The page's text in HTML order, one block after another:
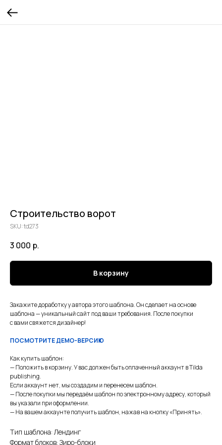
Строительство ворот
SKU:td273
3 000 р.
В корзину
Закажите доработку у автора этого шаблона. Он сделает на основе
шаблона — уникальный сайт под ваши требования. После покупки
с вами свяжется дизайнер!
ПОСМОТРИТЕ ДЕМО-ВЕРСИЮ
Как купить шаблон:
— Положить в корзину. У вас должен быть оплаченный аккаунт в Tilda
publishing.
Если аккаунт нет, мы создадим и перенесем шаблон.
— После покупки мы передаём шаблон по электронному адресу, который
вы указали при оформлении.
— На вашем аккаунте получить шаблон, нажав на кнопку «Принять».
Тип шаблона: Лендинг
Формат блоков: Зиро-блоки